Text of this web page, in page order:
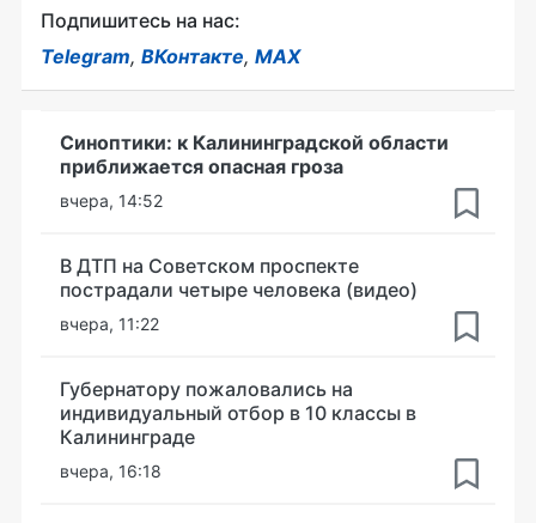
Подпишитесь на нас:
Telegram, ВКонтакте, MAX
Синоптики: к Калининградской области
приближается опасная гроза
вчера, 14:52
В ДТП на Советском проспекте
пострадали четыре человека (видео)
вчера, 11:22
Губернатору пожаловались на
индивидуальный отбор в 10 классы в
Калининграде
вчера, 16:18